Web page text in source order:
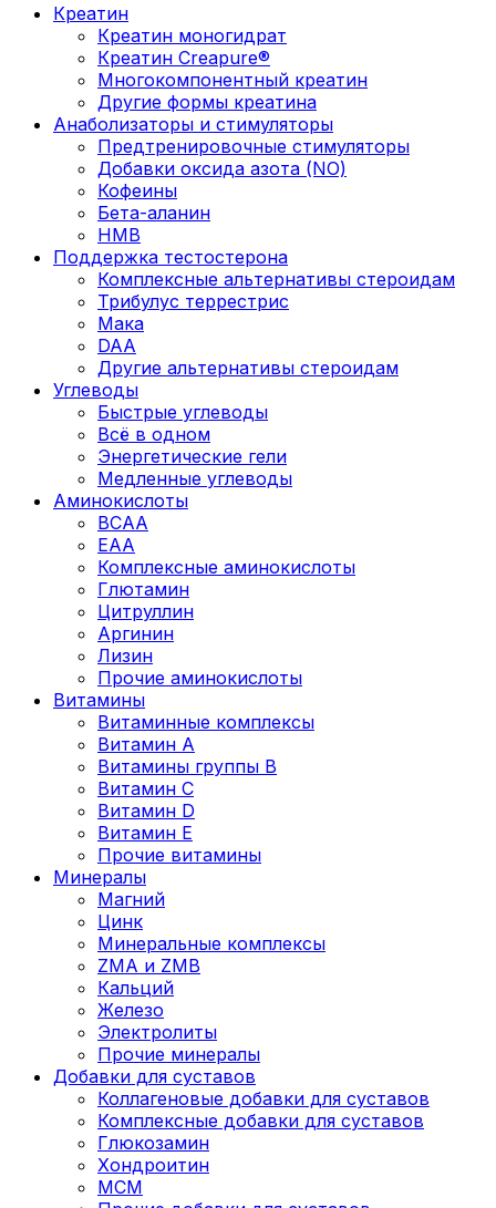
Креатин
Креатин моногидрат
Креатин Creapure®
Многокомпонентный креатин
Другие формы креатина
Анаболизаторы и стимуляторы
Предтренировочные стимуляторы
Добавки оксида азота (NO)
Кофеины
Бета-аланин
HMB
Поддержка тестостерона
Комплексные альтернативы стероидам
Трибулус террестрис
Мака
DAA
Другие альтернативы стероидам
Углеводы
Быстрые углеводы
Всё в одном
Энергетические гели
Медленные углеводы
Аминокислоты
BCAA
EAA
Комплексные аминокислоты
Глютамин
Цитруллин
Аргинин
Лизин
Прочие аминокислоты
Витамины
Витаминные комплексы
Витамин А
Витамины группы В
Витамин C
Витамин D
Витамин Е
Прочие витамины
Минералы
Магний
Цинк
Минеральные комплексы
ZMA и ZMB
Кальций
Железо
Электролиты
Прочие минералы
Добавки для суставов
Коллагеновые добавки для суставов
Комплексные добавки для суставов
Глюкозамин
Хондроитин
MCM